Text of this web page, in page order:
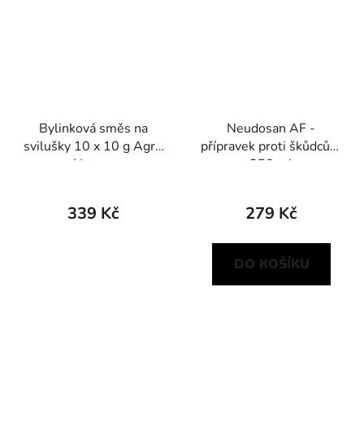
Bylinková směs na
svilušky 10 x 10 g Agro
Natura
339 Kč
Neudosan AF -
přípravek proti škůdcům
250 ml
279 Kč
DO KOŠÍKU